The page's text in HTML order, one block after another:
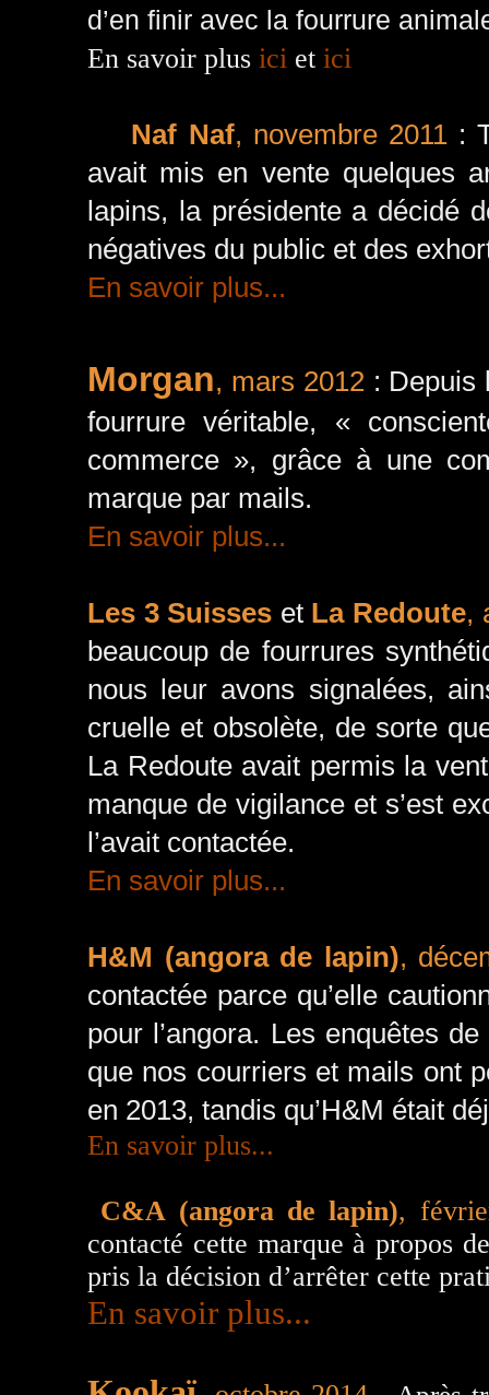
d’en finir avec la fourrure
En savoir plus ici et ici
Naf Naf, novembre 2011:
avait mis en vente quelques
lapins, la présidente a décidé
négatives du public et des
En savoir plus...
Morgan, mars 2012 : Depuis
fourrure véritable, «
commerce », grâce à une
marque par mails.
En savoir plus...
Les 3 Suisses et La Redoute,
beaucoup de fourrures
nous leur avons signalées,
cruelle et obsolète, de sorte
La Redoute avait permis la
manque de vigilance et s’est
l’avait contactée.
En savoir plus...
H&M (angora de lapin),
contactée parce qu’elle
pour l’angora. Les enquêtes
que nos courriers et mails ont
en 2013, tandis qu’H&M était
En savoir plus...
C&A (angora de lapin),
contacté cette marque à propos
pris la décision d’arrêter cette
En savoir plus...